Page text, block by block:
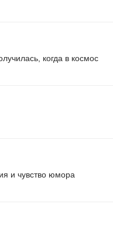
когда в космос
и чувство юмора